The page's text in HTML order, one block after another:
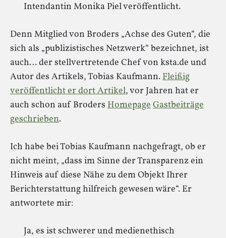
Intendantin Monika Piel veröffentlicht.
Denn Mitglied von Broders „Achse des Guten“, die
sich als „publizistisches Netzwerk“ bezeichnet, ist
auch… der stellvertretende Chef von ksta.de und
Autor des Artikels, Tobias Kaufmann.Fleißig
veröffentlicht er dort Artikel, vor Jahren hat er
auch schon auf Broders HomepageGastbeiträge
geschrieben.
Ich habe bei Tobias Kaufmann nachgefragt, ob er
nicht meint, „dass im Sinne der Transparenz ein
Hinweis auf diese Nähe zu dem Objekt Ihrer
Berichterstattung hilfreich gewesen wäre“. Er
antwortete mir:
Ja, es ist schwerer und medienethisch